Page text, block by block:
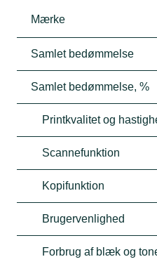
Mærke
Samlet bedømmelse
Samlet bedømmelse, %
Printkvalitet og
Scannefunktion
Kopifunktion
Brugervenlighed
Forbrug af blæk og